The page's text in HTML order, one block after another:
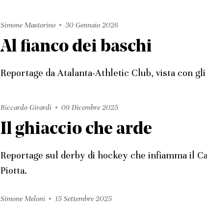
Simone Mastorino 30 Gennaio 2026
Al fianco dei baschi
Reportage da Atalanta-Athletic Club, vista con
Riccardo Girardi 09 Dicembre 2025
Il ghiaccio che arde
Reportage sul derby di hockey che infiamma il
Piotta.
Simone Meloni 15 Settembre 2025